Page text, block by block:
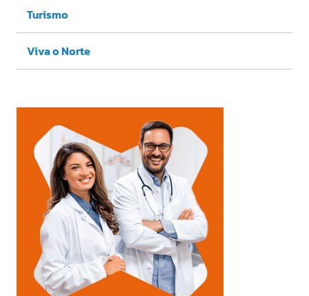
Turismo
Viva o Norte